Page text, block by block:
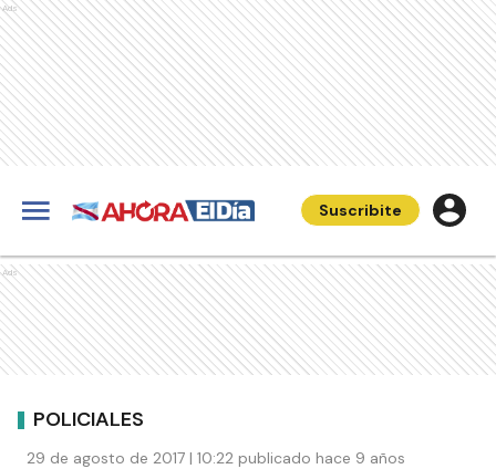
Ads
Suscribite
Ads
POLICIALES
29 de agosto de 2017 | 10:22 publicado hace 9 años